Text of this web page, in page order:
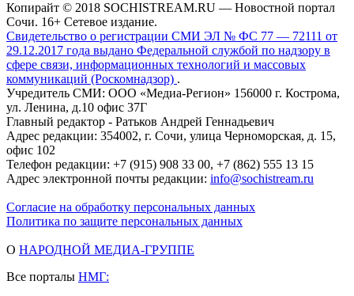
Копирайт © 2018 SOCHISTREAM.RU — Новостной портал
Сочи. 16+ Сетевое издание.
Свидетельство о регистрации СМИ ЭЛ № ФС 77 — 72111 от
29.12.2017 года выдано Федеральной службой по надзору в
сфере связи, информационных технологий и массовых
коммуникаций (Роскомнадзор) .
Учредитель СМИ: ООО «Медиа-Регион» 156000 г. Кострома,
ул. Ленина, д.10 офис 37Г
Главный редактор - Ратьков Андрей Геннадьевич
Адрес редакции: 354002, г. Сочи, улица Черноморская, д. 15,
офис 102
Телефон редакции: +7 (915) 908 33 00, +7 (862) 555 13 15
Адрес электронной почты редакции: info@sochistream.ru
Согласие на обработку персональных данных
Политика по защите персональных данных
О НАРОДНОЙ МЕДИА-ГРУППЕ
Все порталы НМГ: